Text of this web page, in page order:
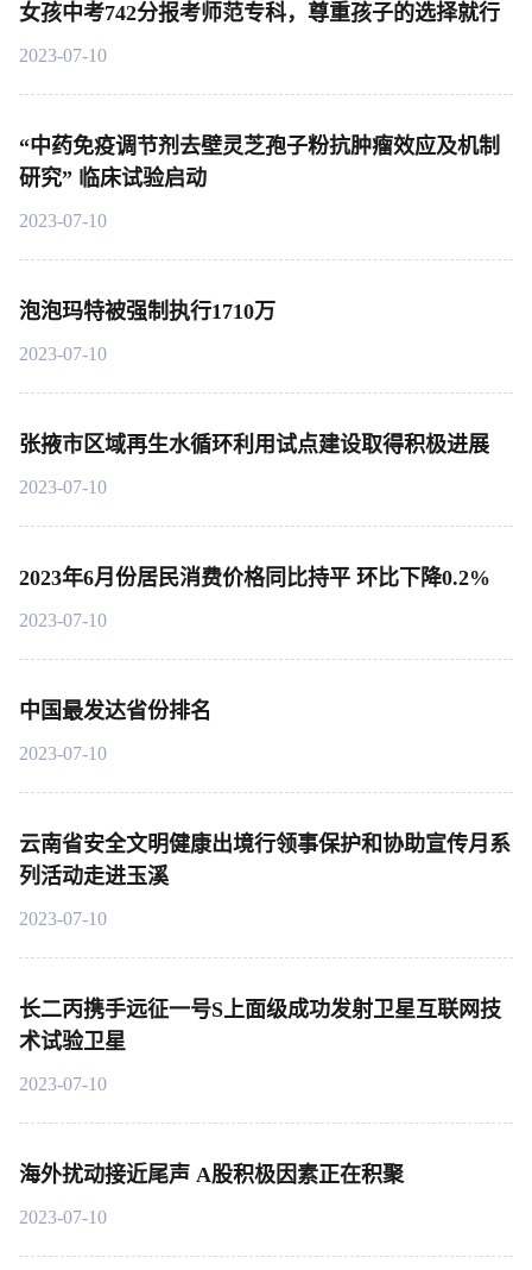
女孩中考742分报考师范专科，尊重孩子的选择就行
2023-07-10
“中药免疫调节剂去壁灵芝孢子粉抗肿瘤效应及机制
研究” 临床试验启动
2023-07-10
泡泡玛特被强制执行1710万
2023-07-10
张掖市区域再生水循环利用试点建设取得积极进展
2023-07-10
2023年6月份居民消费价格同比持平 环比下降0.2%
2023-07-10
中国最发达省份排名
2023-07-10
云南省安全文明健康出境行领事保护和协助宣传月系
列活动走进玉溪
2023-07-10
长二丙携手远征一号S上面级成功发射卫星互联网技
术试验卫星
2023-07-10
海外扰动接近尾声 A股积极因素正在积聚
2023-07-10